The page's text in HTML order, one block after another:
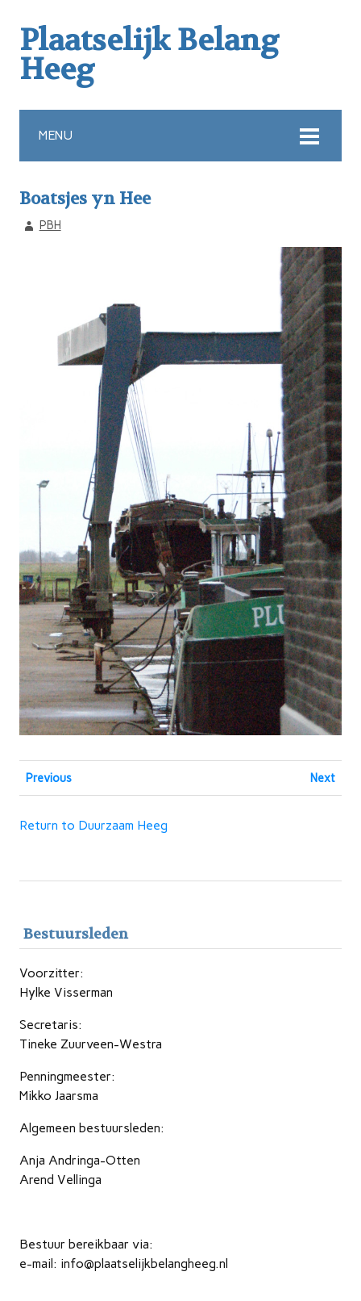
Plaatselijk Belang
Heeg
MENU
Boatsjes yn Hee
PBH
Previous Next
Return to Duurzaam Heeg
Bestuursleden
Voorzitter:
Hylke Visserman
Secretaris:
Tineke Zuurveen-Westra
Penningmeester:
Mikko Jaarsma
Algemeen bestuursleden:
Anja Andringa-Otten
Arend Vellinga
Bestuur bereikbaar via:
e-mail: info@plaatselijkbelangheeg.nl